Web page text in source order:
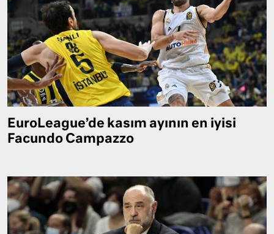
EuroLeague’de kasım ayının en iyisi
Facundo Campazzo